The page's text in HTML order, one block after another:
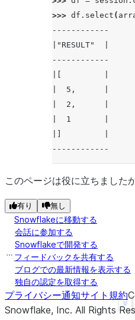
>>> df . select (
------------
|"RESULT"  |
------------
|  5,      |
|  2,      |
|  1       |
------------
このページは役に立ちました
有り 無し
Snowflakeに移動する
会話に参加する
Snowflakeで開発する
フィードバックを共有する
ブログでの最新情報を表示する
独自の認定を取得する
プライバシー通知サイト規約
Snowflake, Inc. All Rights